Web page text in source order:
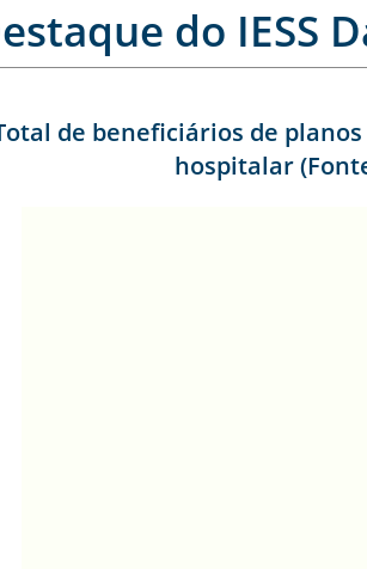
do IESS
de beneficiários de
hospitalar